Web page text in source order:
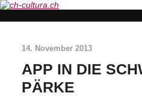
14. November 2013
APP IN DIE
PÄRKE